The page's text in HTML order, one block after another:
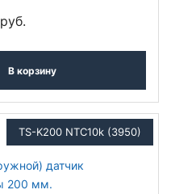
руб.
В корзину
TS-K200 NTC10k (3950)